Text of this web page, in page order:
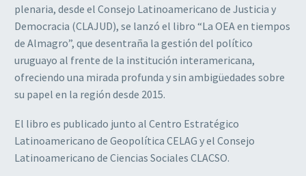
plenaria, desde el Consejo Latinoamericano de Justicia y
Democracia (CLAJUD), se lanzó el libro “La OEA en tiempos
de Almagro”, que desentraña la gestión del político
uruguayo al frente de la institución interamericana,
ofreciendo una mirada profunda y sin ambigüedades sobre
su papel en la región desde 2015.
El libro es publicado junto al Centro Estratégico
Latinoamericano de Geopolítica CELAG y el Consejo
Latinoamericano de Ciencias Sociales CLACSO.